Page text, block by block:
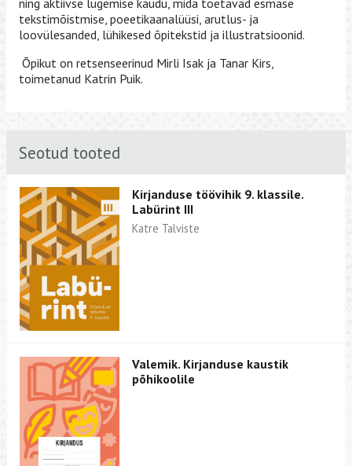
ning aktiivse lugemise kaudu, mida toetavad esmase
tekstimõistmise, poeetikaanalüüsi, arutlus- ja
loovülesanded, lühikesed õpitekstid ja illustratsioonid.
Õpikut on retsenseerinud Mirli Isak ja Tanar Kirs,
toimetanud Katrin Puik.
Seotud tooted
Kirjanduse töövihik 9. klassile.
Labürint III
Katre Talviste
Valemik. Kirjanduse kaustik
põhikoolile